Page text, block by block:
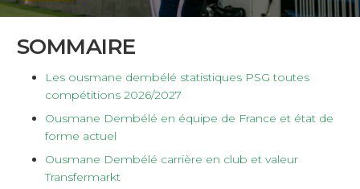
SOMMAIRE
Les ousmane dembélé statistiques PSG toutes
compétitions 2026/2027
Ousmane Dembélé en équipe de France et état de
forme actuel
Ousmane Dembélé carrière en club et valeur
Transfermarkt